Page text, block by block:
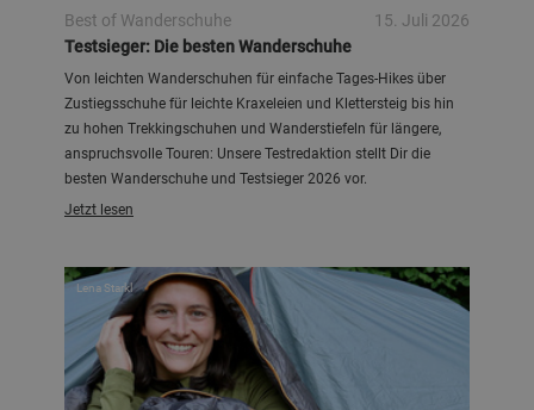
Best of Wanderschuhe
15. Juli 2026
Testsieger: Die besten Wanderschuhe
Von leichten Wanderschuhen für einfache Tages-Hikes über
Zustiegsschuhe für leichte Kraxeleien und Klettersteig bis hin
zu hohen Trekkingschuhen und Wanderstiefeln für längere,
anspruchsvolle Touren: Unsere Testredaktion stellt Dir die
besten Wanderschuhe und Testsieger 2026 vor.
Jetzt lesen
Lena Starkl